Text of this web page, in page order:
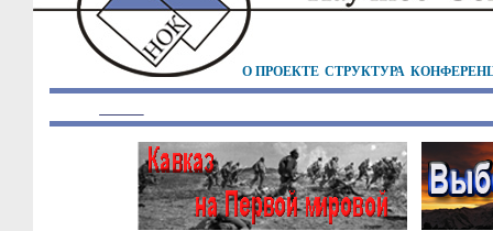
О ПРОЕКТЕ СТРУКТУРА